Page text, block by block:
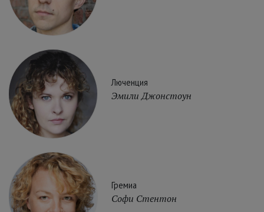
Люченция
Эмили Джонстоун
Гремиа
Софи Стентон